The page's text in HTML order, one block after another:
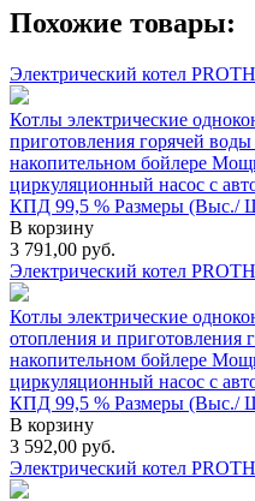
Похожие товары:
Электрический котел
Котлы электрические
приготовления горячей
накопительном бойлере
циркуляционный насос с
КПД 99,5 % Размеры (Выс./
В корзину
3 791,00 руб.
Электрический котел
Котлы электрические
отопления и приготовления
накопительном бойлере
циркуляционный насос с
КПД 99,5 % Размеры (Выс./
В корзину
3 592,00 руб.
Электрический котел